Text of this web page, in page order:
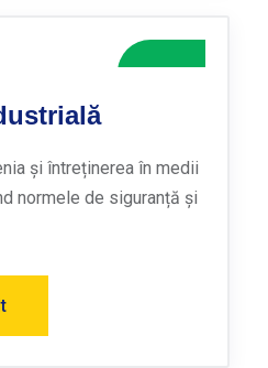
și întreținerea în medii
normele de siguranță și